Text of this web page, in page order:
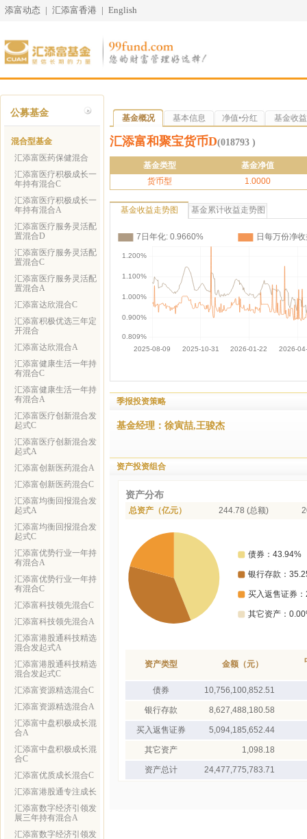
添富动态 | 汇添富香港 | English
公募基金
混合型基金
汇添富医药保健混合
汇添富医疗积极成长一
年持有混合C
汇添富医疗积极成长一
年持有混合A
汇添富医疗服务灵活配
置混合D
汇添富医疗服务灵活配
置混合C
汇添富医疗服务灵活配
置混合A
汇添富达欣混合C
汇添富积极优选三年定
开混合
汇添富达欣混合A
汇添富健康生活一年持
有混合C
汇添富健康生活一年持
有混合A
汇添富医疗创新混合发
起式C
汇添富医疗创新混合发
起式A
汇添富创新医药混合A
汇添富创新医药混合C
汇添富均衡回报混合发
起式A
汇添富均衡回报混合发
起式C
汇添富优势行业一年持
有混合A
汇添富优势行业一年持
有混合C
汇添富科技领先混合C
汇添富科技领先混合A
汇添富港股通科技精选
混合发起式A
汇添富港股通科技精选
混合发起式C
汇添富资源精选混合C
汇添富资源精选混合A
汇添富中盘积极成长混
合A
汇添富中盘积极成长混
合C
汇添富优质成长混合C
汇添富港股通专注成长
汇添富数字经济引领发
展三年持有混合A
汇添富数字经济引领发
基金概况 基本信息 净值•分红 基金收益
汇添富和聚宝货币D(018793 )
基金类型
基金净值
货币型
1.0000
基金收益走势图 基金累计收益走势图
季报投资策略
基金经理：徐寅喆,王骏杰
资产投资组合
资产分布
总资产（亿元） 244.78 (总额)
资产类型 金额（元）
债券 10,756,100,852.51
银行存款 8,627,488,180.58
买入返售证券 5,094,185,652.44
其它资产 1,098.18
资产总计 24,477,775,783.71